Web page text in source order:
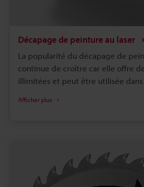
Décapage de peinture au laser
La popularité du décapage de
continue de croître car elle offre
illimitées et peut être utilisée
peinture avec un système de
processus est un outil
ceux qui travaillent dans
l'agriculture, la construction et la
Afficher plus